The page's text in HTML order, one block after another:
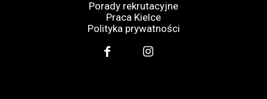
Porady rekrutacyjne
Praca Kielce
Polityka prywatności